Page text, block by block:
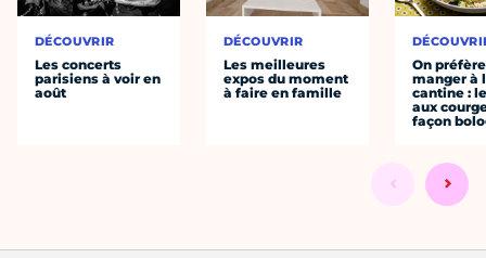
DÉCOUVRIR
Les concerts
parisiens à voir en
août
DÉCOUVRIR
Les meilleures
expos du moment
à faire en famille
On préfère
manger à
cantine :
aux
façon